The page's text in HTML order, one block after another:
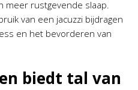
meer rustgevende slaap.
van een jacuzzi bijdragen
en het bevorderen van
biedt tal van